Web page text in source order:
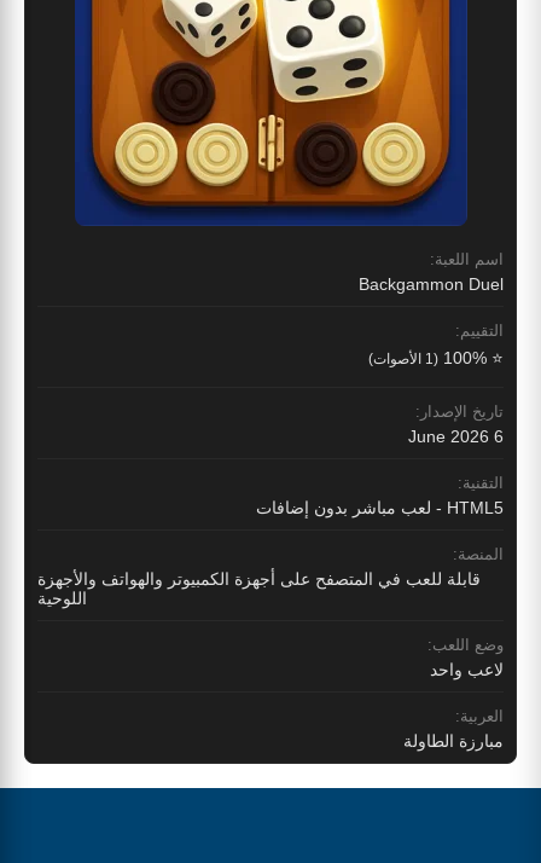
اسم اللعبة:
Backgammon Duel
التقييم:
⭐ 100% (1 الأصوات)
تاريخ الإصدار:
6 June 2026
التقنية:
HTML5 - لعب مباشر بدون إضافات
المنصة:
قابلة للعب في المتصفح على أجهزة الكمبيوتر والهواتف والأجهزة
اللوحية
وضع اللعب:
لاعب واحد
العربية:
مبارزة الطاولة